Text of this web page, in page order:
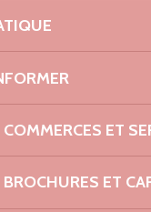
COMMERCES ET
BROCHURES ET
tête : vous
des
entre
Breizhgo